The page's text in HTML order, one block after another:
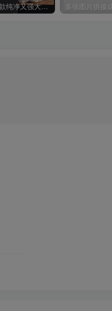
爱奇艺看图，一款纯净又强大的看图工具 多张图片拼接